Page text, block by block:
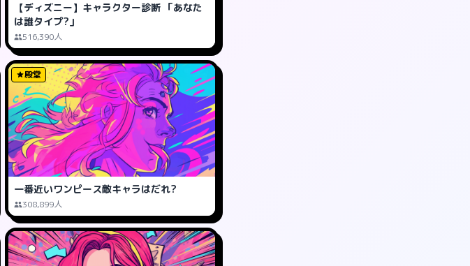
【ディズニー】キャラクター診断 「あなた
は誰タイプ?」
516,390人
殿堂
一番近いワンピース敵キャラはだれ?
308,899人